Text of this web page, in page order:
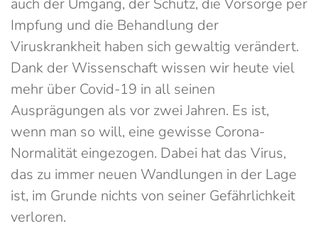
auch der Umgang, der Schutz, die Vorsorge per
Impfung und die Behandlung der
Viruskrankheit haben sich gewaltig verändert.
Dank der Wissenschaft wissen wir heute viel
mehr über Covid-19 in all seinen
Ausprägungen als vor zwei Jahren. Es ist,
wenn man so will, eine gewisse Corona-
Normalität eingezogen. Dabei hat das Virus,
das zu immer neuen Wandlungen in der Lage
ist, im Grunde nichts von seiner Gefährlichkeit
verloren.